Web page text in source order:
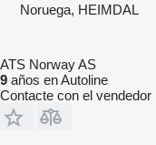
Noruega, HEIMDAL
ATS Norway AS
9 años en Autoline
Contacte con el vendedor